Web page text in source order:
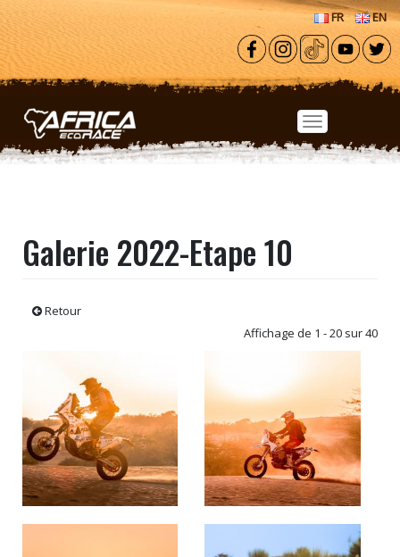
Aller au contenu principal
FR EN
Galerie 2022-Etape 10
Retour
Affichage de 1 - 20 sur 40